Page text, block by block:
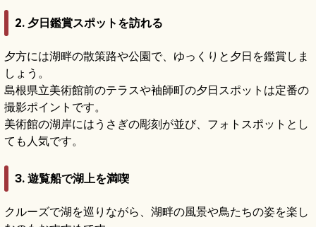
2. 夕日鑑賞スポットを訪れる
夕方には湖畔の散策路や公園で、ゆっくりと夕日を鑑賞しま
しょう。
島根県立美術館前のテラスや袖師町の夕日スポットは定番の
撮影ポイントです。
美術館の湖岸にはうさぎの彫刻が並び、フォトスポットとし
ても人気です。
3. 遊覧船で湖上を満喫
クルーズで湖を巡りながら、湖畔の風景や鳥たちの姿を楽し